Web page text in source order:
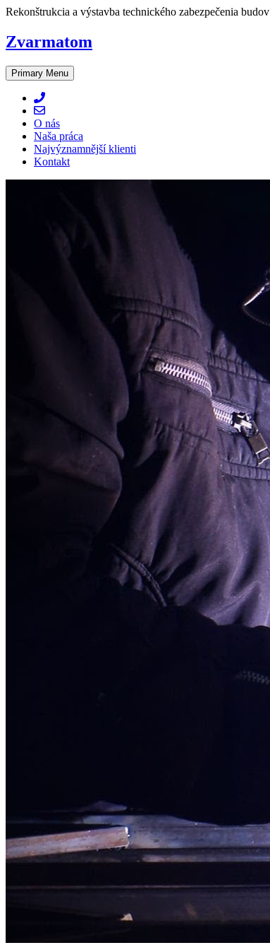
Skip
content
Rekonštrukcia a výstavba technického zabezpečenia budov
Zvarmatom
Primary Menu
O nás
Naša práca
Najvýznamnější klienti
Kontakt